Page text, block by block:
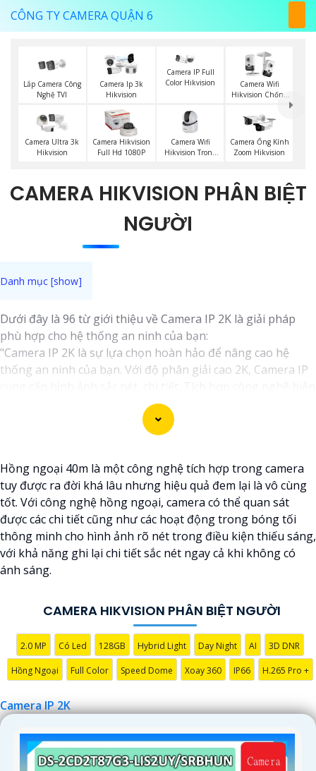
CÔNG TY CAMERA QUẬN 6
Lắp Camera Công
Nghệ TVI
Camera Ip 3k
Hikvision
Camera IP Full
Color Hikvision
Camera Wifi
Hikvision Chống
Camera Ultra 3k
Hikvision
Camera Hikvision
Full Hd 1080P
Camera Wifi
Hikvision Trong
Camera Ống Kính
Zoom Hikvision
CAMERA HIKVISION PHÂN BIỆT
NGƯỜI
Dưới đây là 96 từ giới thiệu về Camera IP 2K là giải pháp
phù hợp cho hệ thống an ninh của bạn:
"Camera IP 2K là sự lựa chọn hoàn hảo để nâng cao hệ
thống an ninh của bạn. Với độ phân giải cao 2K, Camera IP
đại, thiết bị tự động ghi hình khi phát hiện chuyển động,
nâng cao an toàn không bỏ lỡ bất kỳ sự kiện nào. 📃
khả năng kết nối mạng linh hoạt giúp bạn dễ dàng
pháp hiệu quả để bảo vệ ngôi nhà hoặc doanh nghiệp của
bạn."
Hồng ngoại 40m là một công nghệ tích hợp trong camera
tuy được ra đời khá lâu nhưng hiệu quả đem lại là vô cùng
tốt. Với công nghệ hồng ngoại, camera có thể quan sát
được các chi tiết cũng như các hoạt động trong bóng tối
thông minh cho hình ảnh rõ nét trong điều kiện thiếu sáng,
với khả năng ghi lại chi tiết sắc nét ngay cả khi không có
ánh sáng.
CAMERA HIKVISION PHÂN BIỆT NGƯỜI
2.0 MP Có Led 128GB Hybrid Light Day Night AI 3D DNR
Hồng Ngoại Full Color Speed Dome Xoay 360 IP66 H.265 Pro +
Camera IP 2K